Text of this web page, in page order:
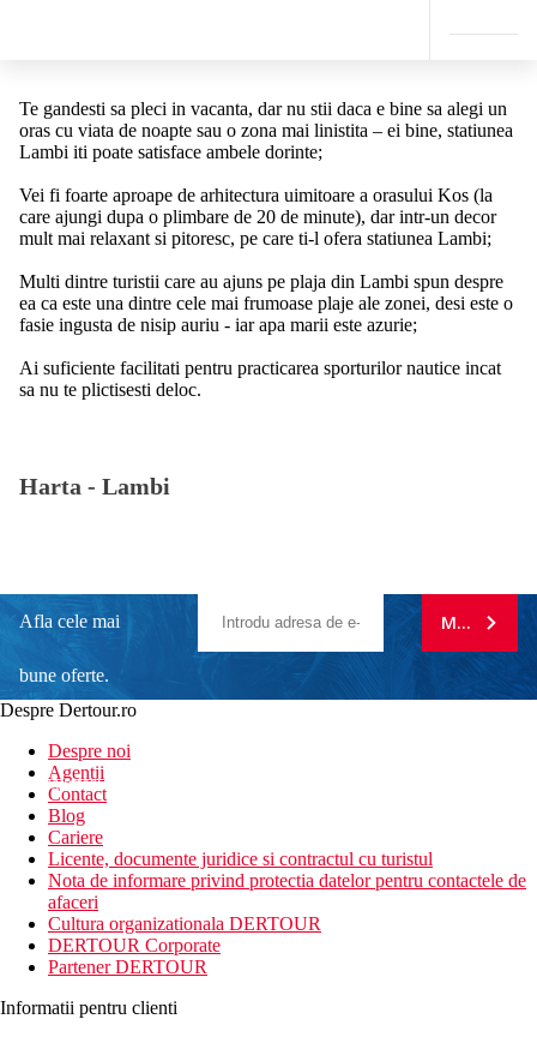
Te gandesti sa pleci in vacanta, dar nu stii daca e bine sa alegi un
oras cu viata de noapte sau o zona mai linistita – ei bine, statiunea
Lambi iti poate satisface ambele dorinte;
Vei fi foarte aproape de arhitectura uimitoare a orasului Kos (la
care ajungi dupa o plimbare de 20 de minute), dar intr-un decor
mult mai relaxant si pitoresc, pe care ti-l ofera statiunea Lambi;
Multi dintre turistii care au ajuns pe plaja din Lambi spun despre
ea ca este una dintre cele mai frumoase plaje ale zonei, desi este o
fasie ingusta de nisip auriu - iar apa marii este azurie;
Ai suficiente facilitati pentru practicarea sporturilor nautice incat
sa nu te plictisesti deloc.
Harta - Lambi
Afla cele mai
bune oferte.
newsletter!
MA
Despre Dertour.ro
Despre noi
Agentii
Contact
Blog
Cariere
Licente, documente juridice si contractul cu turistul
Nota de informare privind protectia datelor pentru contactele de
afaceri
Cultura organizationala DERTOUR
DERTOUR Corporate
Partener DERTOUR
Informatii pentru clienti